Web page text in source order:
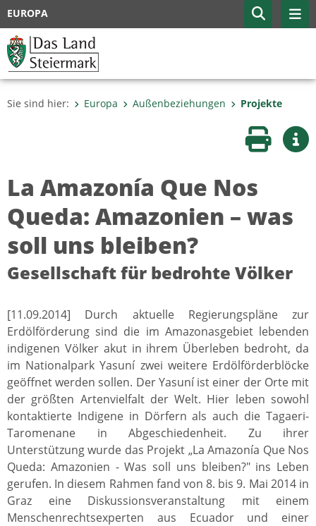
EUROPA
Sie sind hier: Europa Außenbeziehungen Projekte
Seite
La Amazonía Que Nos
Queda: Amazonien – was
soll uns bleiben?
Gesellschaft für bedrohte Völker
[11.09.2014] Durch aktuelle Regierungspläne zur
Erdölförderung sind die im Amazonasgebiet lebenden
indigenen Völker akut in ihrem Überleben bedroht, da
im Nationalpark Yasuní zwei weitere Erdölförderblöcke
geöffnet werden sollen. Der Yasuní ist einer der Orte mit
der größten Artenvielfalt der Welt. Hier leben sowohl
kontaktierte Indigene in Dörfern als auch die Tagaeri-
Taromenane in Abgeschiedenheit. Zu ihrer
Unterstützung wurde das Projekt „La Amazonía Que Nos
Queda: Amazonien - Was soll uns bleiben?" ins Leben
gerufen. In diesem Rahmen fand von 8. bis 9. Mai 2014 in
Graz eine Diskussionsveranstaltung mit einem
Menschenrechtsexperten aus Ecuador und einer